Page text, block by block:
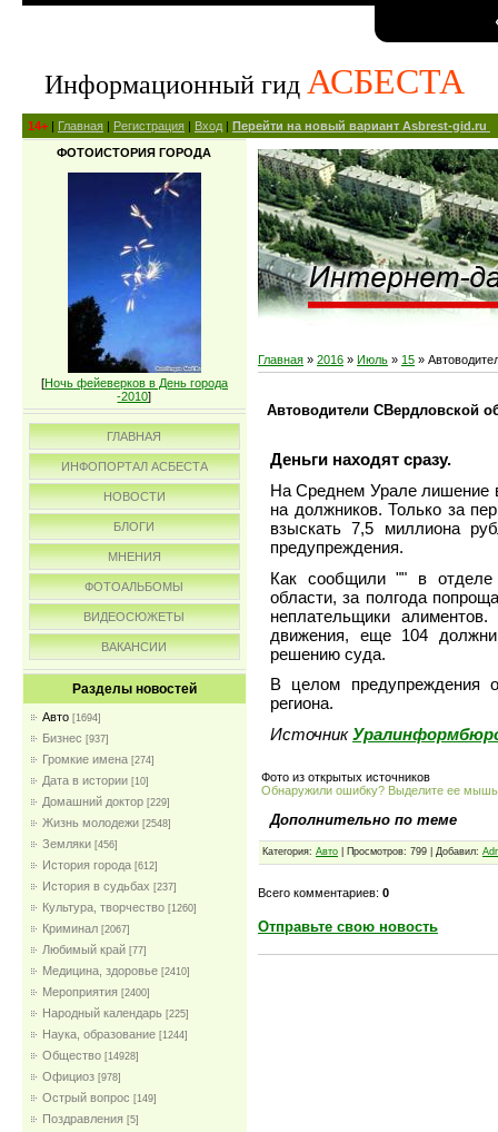
Информационный гид АСБЕСТА
14+ | Главная | Регистрация | Вход | Перейти на новый вариант Asbrest-gid.ru
ФОТОИСТОРИЯ ГОРОДА
[Ночь фейеверков в День города
-2010]
ГЛАВНАЯ
ИНФОПОРТАЛ АСБЕСТА
НОВОСТИ
БЛОГИ
МНЕНИЯ
ФОТОАЛЬБОМЫ
ВИДЕОСЮЖЕТЫ
ВАКАНСИИ
Разделы новостей
Авто [1694]
Бизнес [937]
Громкие имена [274]
Дата в истории [10]
Домашний доктор [229]
Жизнь молодежи [2548]
Земляки [456]
История города [612]
История в судьбах [237]
Культура, творчество [1260]
Криминал [2067]
Любимый край [77]
Медицина, здоровье [2410]
Мероприятия [2400]
Народный календарь [225]
Наука, образование [1244]
Общество [14928]
Официоз [978]
Острый вопрос [149]
Поздравления [5]
Главная » 2016 » Июль » 15 »
Автоводители СВердловской
Деньги находят сразу.
На Среднем Урале лишение
на должников. Только за
взыскать 7,5 миллиона
предупреждения.
Как сообщили "" в
области, за полгода
неплательщики
движения, еще 104
решению суда.
В целом предупреждения
региона.
Источник
Фото из открытых источников
Обнаружили ошибку? Выделите ее
Дополнительно по теме
Категория: Авто | Просмотров: 799 | Добавил:
Всего комментариев: 0
Отправьте свою новость